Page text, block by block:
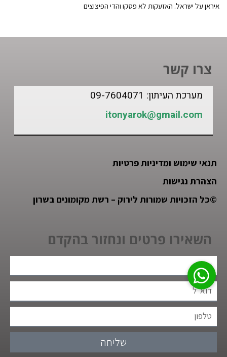
איראן על ישראל. האזעקות לא פסקו והדי הפיצוצים
צרו קשר
מערכת העיתון: 09-7604071
itonyarok@gmail.com
תנאי שימוש ומדיניות פרטיות
הצהרת נגישות
©כל הזכויות שמורות לירוק – רשת מקומונים בשרון
השאירו פרטים ונחזור בהקדם
שליחה